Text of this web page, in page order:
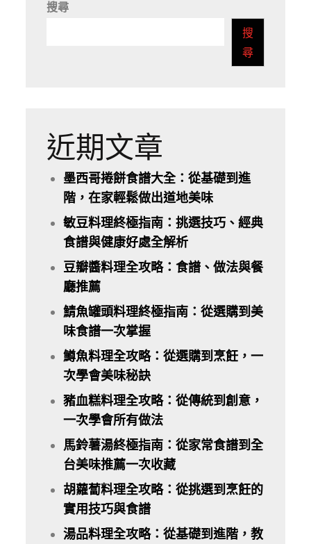
搜尋
搜
尋
近期文章
墨西哥捲餅食譜大全：從基礎到進
階，在家輕鬆做出道地美味
敏豆料理終極指南：挑選技巧、經典
食譜與健康好處全解析
豆瓣醬料理全攻略：食譜、做法與餐
廳推薦
鯖魚罐頭料理終極指南：從選購到美
味食譜一次掌握
鱒魚料理全攻略：從選購到烹飪，一
次學會美味秘訣
豬血糕料理全攻略：從傳統到創意，
一次學會所有做法
馬鈴薯湯終極指南：從家常食譜到全
台美味推薦一次收藏
胡蘿蔔料理全攻略：從挑選到烹飪的
實用技巧與食譜
湯品料理全攻略：從基礎到進階，教